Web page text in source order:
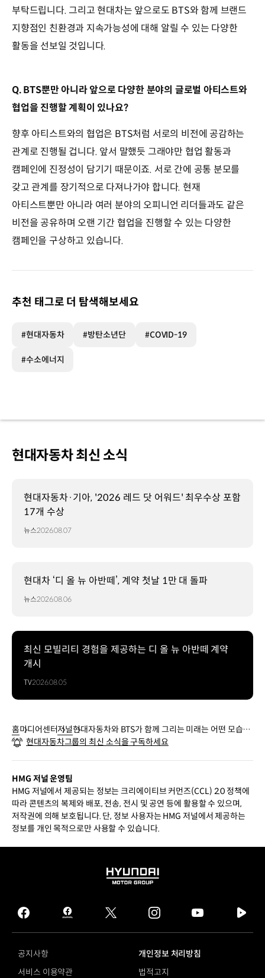
부탁드립니다. 그리고 현대차는 앞으로도 BTS와 함께 브랜드
지향점인 친환경과 지속가능성에 대해 알릴 수 있는 다양한
활동을 선보일 것입니다.
Q. BTS뿐만 아니라 앞으로 다양한 분야의 글로벌 아티스트와
협업을 진행할 계획이 있나요?
향후 아티스트와의 협업은 BTS처럼 서로의 비전에 공감하는
관계로 진행될 겁니다. 앞서 말했듯 그래야만 협업 활동과
캠페인에 진정성이 담기기 때문이죠. 서로 간에 공통 분모를
갖고 관계를 장기적으로 다져나가야 합니다. 현재
아티스트뿐만 아니라 여러 분야의 오피니언 리더들과도 같은
비전을 공유하며 오랜 기간 협업을 진행할 수 있는 다양한
캠페인을 구상하고 있습니다.
추천 태그로 더 탐색해보세요
#현대자동차 #방탄소년단 #COVID-19
#수소에너지
현대자동차 최신 소식
현대자동차·기아, '2026 레드 닷 어워드' 최우수상 포함
17개 수상
뉴스2026.08.07
현대차 ‘디 올 뉴 아반떼’, 계약 첫날 1만 대 돌파
뉴스2026.08.06
최신 모빌리티 경험을 제공하는 디 올 뉴 아반떼 계약
개시
TV2026.08.05
홈미디어센터저널현대자동차와 BTS가 함께 그리는 미래는 어떤 모습일
까?
현대자동차그룹의 최신 소식을 구독하세요
HMG 저널 운영팀
HMG 저널에서 제공되는 정보는 크리에이티브 커먼즈(CCL) 2.0 정책에
따라 콘텐츠의 복제와 배포, 전송, 전시 및 공연 등에 활용할 수 있으며,
저작권에 의해 보호됩니다. 단, 정보 사용자는 HMG 저널에서 제공하는
정보를 개인 목적으로만 사용할 수 있습니다.
HYUNDAI
GROUP
facebook
hmg
journal
twitter instagram
tv
공지사항
개인정보 처리방침
서비스 이용약관
법적고지